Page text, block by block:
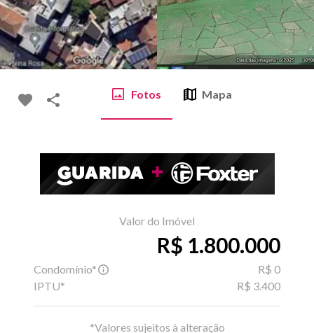
Fotos Mapa
Valor do Imóvel
R$ 1.800.000
Condomínio*
R$ 0
IPTU*
R$ 3.400
*Valores sujeitos à alteração